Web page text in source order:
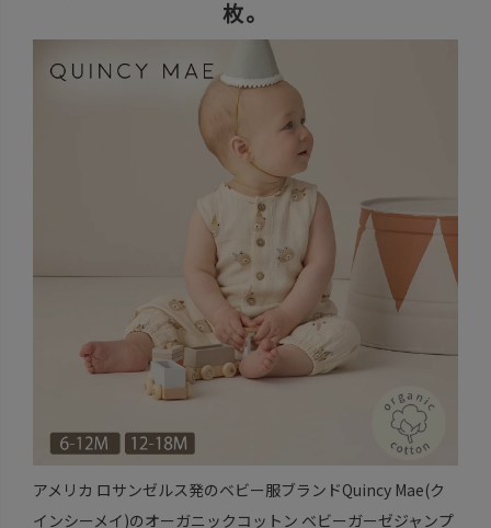
枚。
アメリカ ロサンゼルス発のベビー服ブランドQuincy Mae(ク
インシーメイ)のオーガニックコットン ベビーガーゼジャンプ